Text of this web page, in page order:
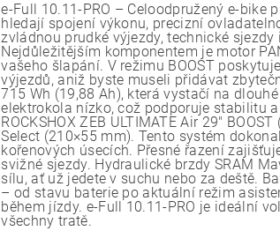
e-Full 10.11-PRO – Celoodpružený e-bike
hledají spojení výkonu, precizní
zvládnou prudké výjezdy, technické
Nejdůležitějším komponentem je motor
vašeho šlapání. V režimu BOOST
výjezdů, aniž byste museli přidávat
715 Wh (19,88 Ah), která vystačí na
elektrokola nízko, což podporuje stabilitu
ROCKSHOX ZEB ULTIMATE Air 29"
Select (210×55 mm). Tento systém
kořenových úsecích. Přesné řazení
svižné sjezdy. Hydraulické brzdy SRAM
sílu, ať už jedete v suchu nebo za deště.
– od stavu baterie po aktuální režim
během jízdy. e-Full 10.11-PRO je ideální
všechny tratě.